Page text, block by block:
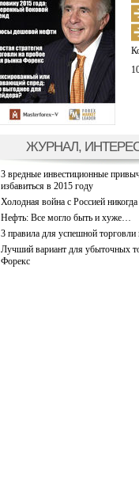
ЖУРНАЛ,
3 вредные инвестиционные
избавиться в 2015 году
Холодная война с Россией никогда
Нефть: Все могло быть и хуже…
3 правила для успешной
Лучший вариант для убыточных
Форекс